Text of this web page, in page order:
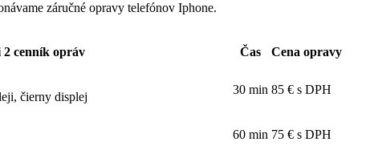
záručné opravy telefónov Iphone.
cenník opráv Čas Cena opravy
čierny displej
30 min 85 € s DPH
60 min 75 € s DPH